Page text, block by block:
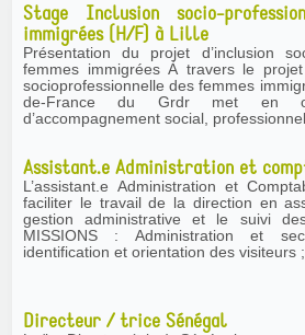
Stage Inclusion socio-
immigrées (H/F) à Lille
Présentation du projet d’inclusion
femmes immigrées À travers le projet « Favoriser l’inclusion
socioprofessionnelle des femmes
de-France du Grdr met en
d’accompagnement social,
Assistant.e Administration et
L’assistant.e Administration et
faciliter le travail de la direction en
gestion administrative et le suivi
MISSIONS : Administration et secrétariat : • Accueil,
identification et orientation des
Directeur / trice Sénégal